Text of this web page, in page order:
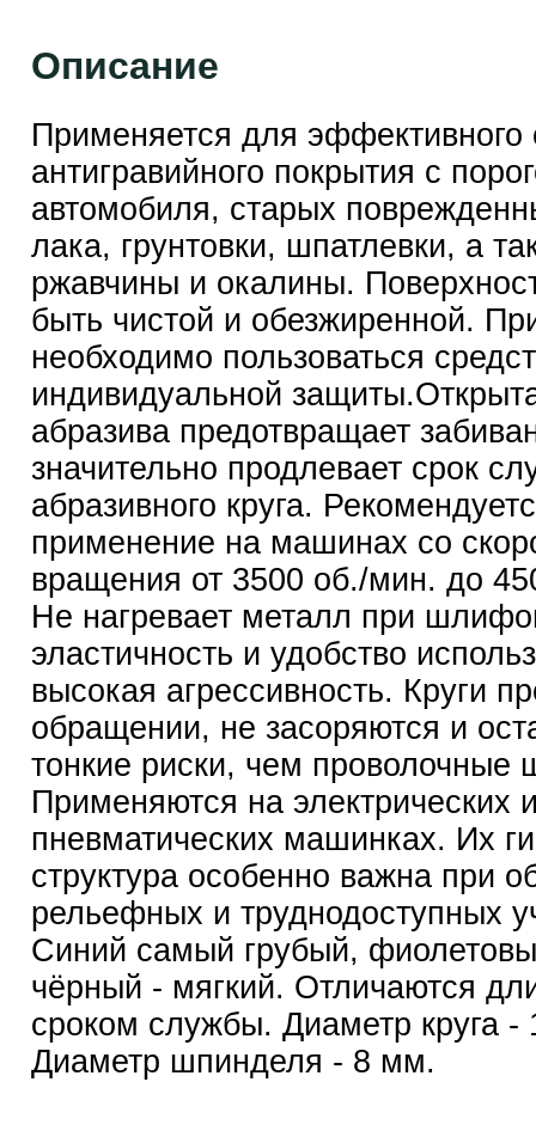
Описание
Применяется для эффективного
антигравийного покрытия с
автомобиля, старых
лака, грунтовки, шпатлевки, а
ржавчины и окалины.
быть чистой и обезжиренной.
необходимо пользоваться
индивидуальной
абразива предотвращает
значительно продлевает срок
абразивного круга.
применение на машинах со
вращения от 3500 об./мин. до
Не нагревает металл при
эластичность и удобство
высокая агрессивность. Круги
обращении, не засоряются и
тонкие риски, чем проволочные
Применяются на электрических
пневматических машинках. Их
структура особенно важна при
рельефных и труднодоступных
Синий самый грубый,
чёрный - мягкий. Отличаются
сроком службы. Диаметр круга
Диаметр шпинделя - 8 мм.